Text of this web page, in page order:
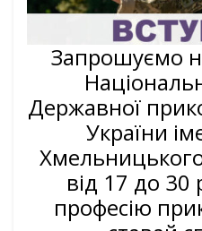
Запрошуємо
Державної
України
від 17 до 30
професію